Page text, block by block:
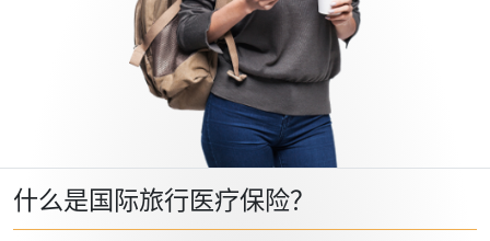
什么是国际旅行医疗保险？